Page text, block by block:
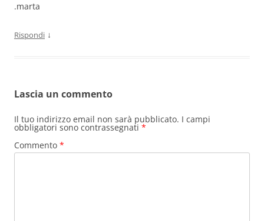
.marta
Rispondi ↓
Lascia un commento
Il tuo indirizzo email non sarà pubblicato. I campi
obbligatori sono contrassegnati *
Commento *